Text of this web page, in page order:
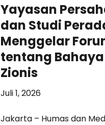
Yayasan
dan Studi
Menggelar
tentang
Zionis
Juli 1, 2026
Jakarta – Humas dan